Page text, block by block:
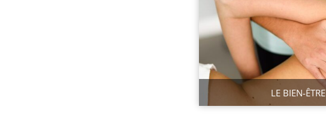
LE BIEN-ÊTRE